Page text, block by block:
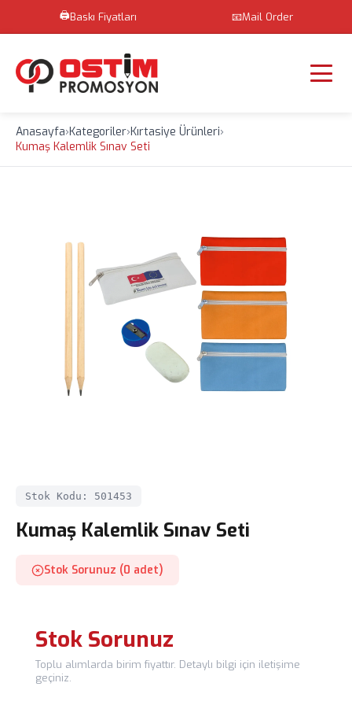
🖨️Baskı Fiyatları 📧Mail Order
Anasayfa›Kategoriler›Kırtasiye Ürünleri›
Kumaş Kalemlik Sınav Seti
Stok Kodu: 501453
Kumaş Kalemlik Sınav Seti
Stok Sorunuz (0 adet)
Stok Sorunuz
Toplu alımlarda birim fiyattır. Detaylı bilgi için iletişime
geçiniz.